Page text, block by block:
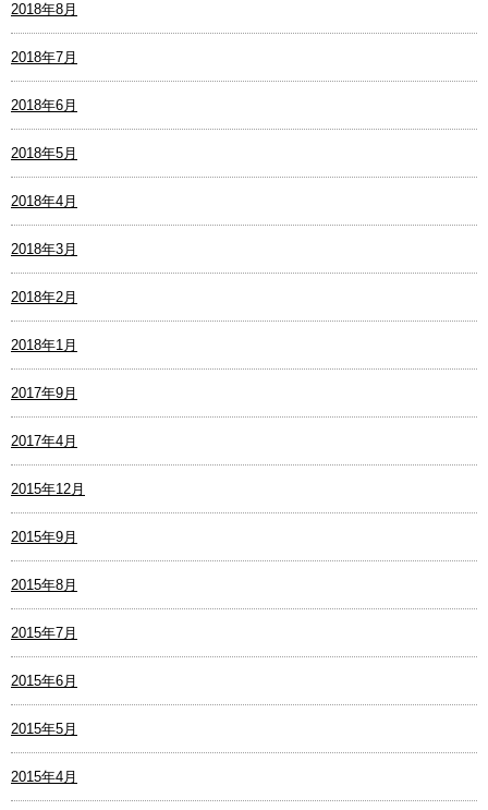
2018年8月
2018年7月
2018年6月
2018年5月
2018年4月
2018年3月
2018年2月
2018年1月
2017年9月
2017年4月
2015年12月
2015年9月
2015年8月
2015年7月
2015年6月
2015年5月
2015年4月